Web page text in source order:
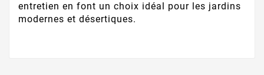
entretien en font un choix idéal pour les jardins
modernes et désertiques.